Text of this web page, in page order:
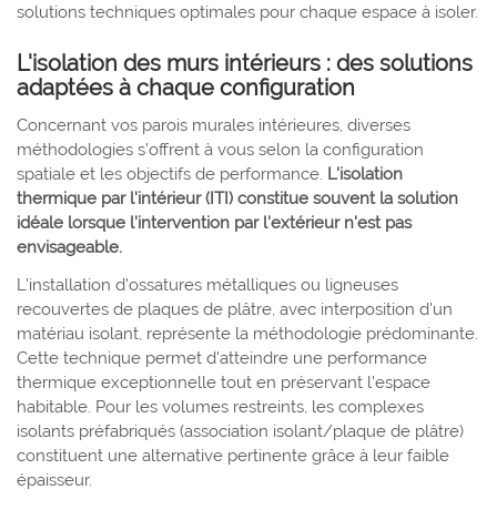
solutions techniques optimales pour chaque espace à isoler.
L'isolation des murs intérieurs : des solutions
adaptées à chaque configuration
Concernant vos parois murales intérieures, diverses
méthodologies s'offrent à vous selon la configuration
spatiale et les objectifs de performance. L'isolation
thermique par l'intérieur (ITI) constitue souvent la solution
idéale lorsque l'intervention par l'extérieur n'est pas
envisageable.
L'installation d'ossatures métalliques ou ligneuses
recouvertes de plaques de plâtre, avec interposition d'un
matériau isolant, représente la méthodologie prédominante.
Cette technique permet d'atteindre une performance
thermique exceptionnelle tout en préservant l'espace
habitable. Pour les volumes restreints, les complexes
isolants préfabriqués (association isolant/plaque de plâtre)
constituent une alternative pertinente grâce à leur faible
épaisseur.